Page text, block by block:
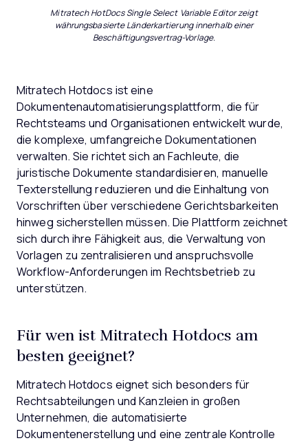
Mitratech HotDocs Single Select Variable Editor zeigt
währungsbasierte Länderkartierung innerhalb einer
Beschäftigungsvertrag-Vorlage.
Mitratech Hotdocs ist eine
Dokumentenautomatisierungsplattform, die für
Rechtsteams und Organisationen entwickelt wurde,
die komplexe, umfangreiche Dokumentationen
verwalten. Sie richtet sich an Fachleute, die
juristische Dokumente standardisieren, manuelle
Texterstellung reduzieren und die Einhaltung von
Vorschriften über verschiedene Gerichtsbarkeiten
hinweg sicherstellen müssen. Die Plattform zeichnet
sich durch ihre Fähigkeit aus, die Verwaltung von
Vorlagen zu zentralisieren und anspruchsvolle
Workflow-Anforderungen im Rechtsbetrieb zu
unterstützen.
Für wen ist Mitratech Hotdocs am
besten geeignet?
Mitratech Hotdocs eignet sich besonders für
Rechtsabteilungen und Kanzleien in großen
Unternehmen, die automatisierte
Dokumentenerstellung und eine zentrale Kontrolle